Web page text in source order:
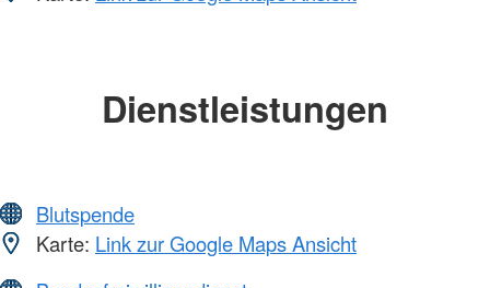
Dienstleistungen
Blutspende
Karte: Link zur Google Maps Ansicht